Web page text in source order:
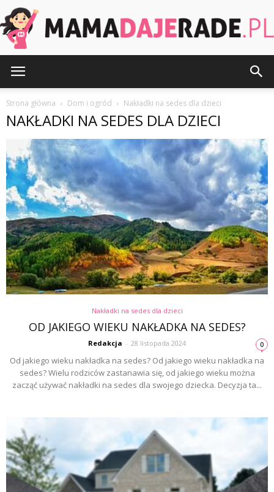
Strona główna Dom i ogród Nakładki na sedes dla dzieci
NAKŁADKI NA SEDES DLA DZIECI
Nakładki na sedes dla dzieci
OD JAKIEGO WIEKU NAKŁADKA NA SEDES?
Redakcja - 28 listopada 2024 0
Od jakiego wieku nakładka na sedes? Od jakiego wieku nakładka na
sedes? Wielu rodziców zastanawia się, od jakiego wieku można
zacząć używać nakładki na sedes dla swojego dziecka. Decyzja ta...